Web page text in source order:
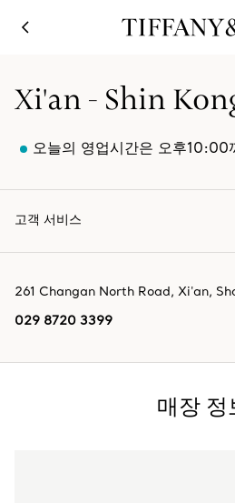
Xi'an - Shin
오늘의 영업시간은 오후10:00
고객 서비스
261 Changan North Road, Xi'an,
029 8720 3399
매장 정